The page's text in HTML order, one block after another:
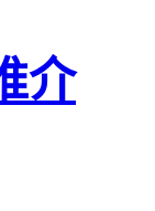
介